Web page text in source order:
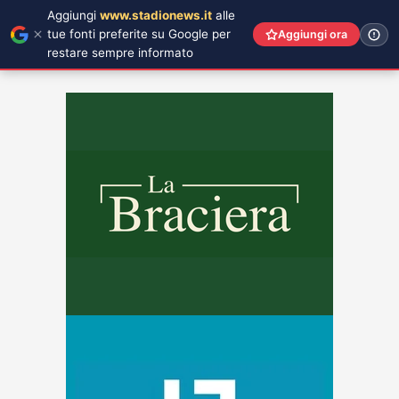
Aggiungi www.stadionews.it alle
tue fonti preferite su Google per
restare sempre informato
Aggiungi ora